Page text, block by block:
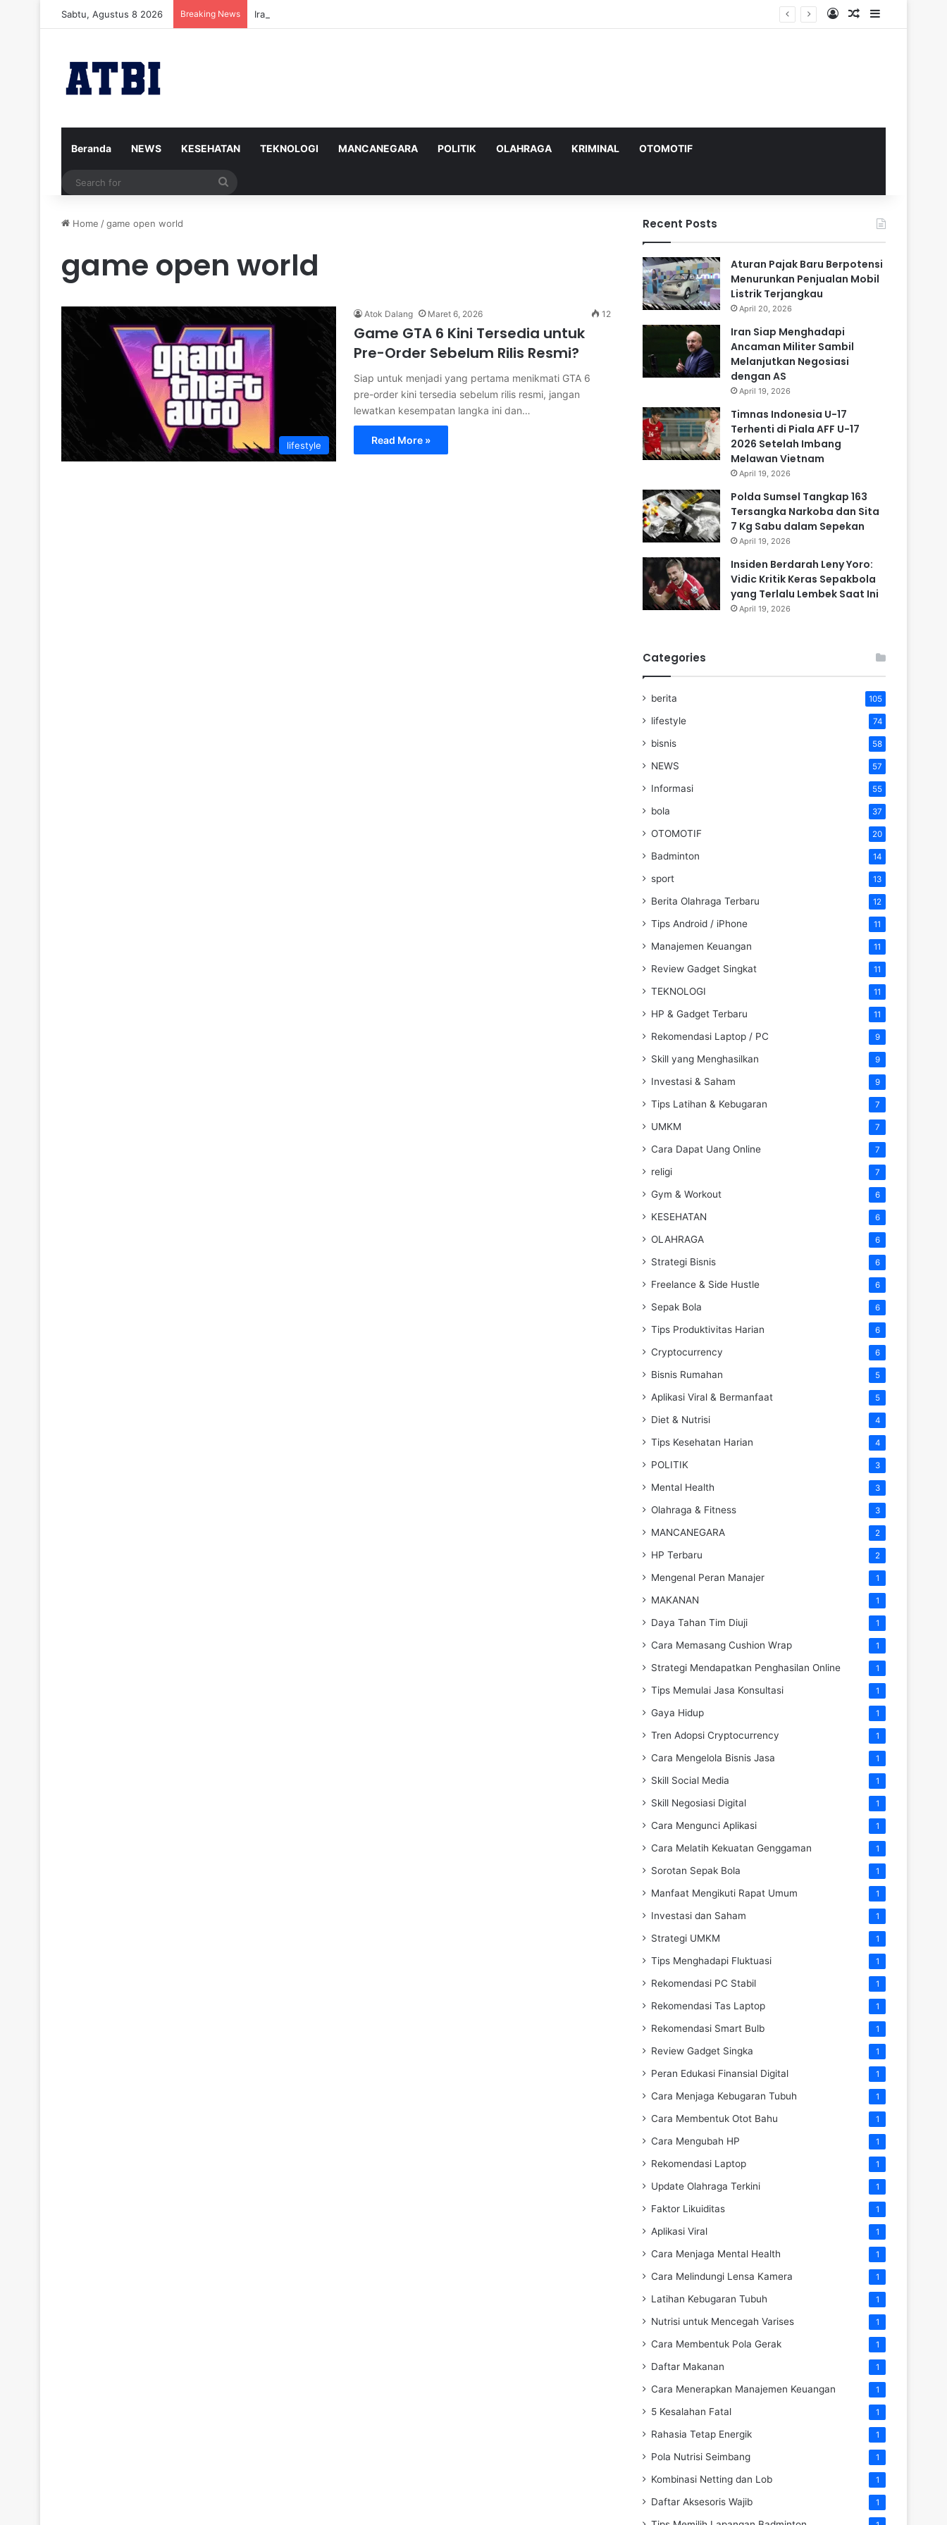
Sabtu, Agustus 8 2026 Breaking News Iran Siap Menghadapi Ancaman Militer Sambil Melanjutkan Negosiasi dengan AS Log InRandom Article
Sidebar
Beranda NEWS KESEHATAN TEKNOLOGI MANCANEGARA POLITIK OLAHRAGA KRIMINAL OTOMOTIF
Home /game open world
game open world
lifestyle
Atok Dalang Maret 6, 2026 12
Game GTA 6 Kini Tersedia untuk
Pre-Order Sebelum Rilis Resmi?
Siap untuk menjadi yang pertama menikmati GTA 6
pre-order kini tersedia sebelum rilis resmi, jangan
lewatkan kesempatan langka ini dan…
Read More »
Recent Posts
Aturan Pajak Baru Berpotensi
Menurunkan Penjualan Mobil
Listrik Terjangkau
April 20, 2026
Iran Siap Menghadapi
Ancaman Militer Sambil
Melanjutkan Negosiasi
dengan AS
April 19, 2026
Timnas Indonesia U-17
Terhenti di Piala AFF U-17
2026 Setelah Imbang
Melawan Vietnam
April 19, 2026
Polda Sumsel Tangkap 163
Tersangka Narkoba dan Sita
7 Kg Sabu dalam Sepekan
April 19, 2026
Insiden Berdarah Leny Yoro:
Vidic Kritik Keras Sepakbola
yang Terlalu Lembek Saat Ini
April 19, 2026
Categories
berita 105
lifestyle 74
bisnis 58
NEWS 57
Informasi 55
bola 37
OTOMOTIF 20
Badminton 14
sport 13
Berita Olahraga Terbaru 12
Tips Android / iPhone 11
Manajemen Keuangan 11
Review Gadget Singkat 11
TEKNOLOGI 11
HP & Gadget Terbaru 11
Rekomendasi Laptop / PC 9
Skill yang Menghasilkan 9
Investasi & Saham 9
Tips Latihan & Kebugaran 7
UMKM 7
Cara Dapat Uang Online 7
religi 7
Gym & Workout 6
KESEHATAN 6
OLAHRAGA 6
Strategi Bisnis 6
Freelance & Side Hustle 6
Sepak Bola 6
Tips Produktivitas Harian 6
Cryptocurrency 6
Bisnis Rumahan 5
Aplikasi Viral & Bermanfaat 5
Diet & Nutrisi 4
Tips Kesehatan Harian 4
POLITIK 3
Mental Health 3
Olahraga & Fitness 3
MANCANEGARA 2
HP Terbaru 2
Mengenal Peran Manajer 1
MAKANAN 1
Daya Tahan Tim Diuji 1
Cara Memasang Cushion Wrap 1
Strategi Mendapatkan Penghasilan Online 1
Tips Memulai Jasa Konsultasi 1
Gaya Hidup 1
Tren Adopsi Cryptocurrency 1
Cara Mengelola Bisnis Jasa 1
Skill Social Media 1
Skill Negosiasi Digital 1
Cara Mengunci Aplikasi 1
Cara Melatih Kekuatan Genggaman 1
Sorotan Sepak Bola 1
Manfaat Mengikuti Rapat Umum 1
Investasi dan Saham 1
Strategi UMKM 1
Tips Menghadapi Fluktuasi 1
Rekomendasi PC Stabil 1
Rekomendasi Tas Laptop 1
Rekomendasi Smart Bulb 1
Review Gadget Singka 1
Peran Edukasi Finansial Digital 1
Cara Menjaga Kebugaran Tubuh 1
Cara Membentuk Otot Bahu 1
Cara Mengubah HP 1
Rekomendasi Laptop 1
Update Olahraga Terkini 1
Faktor Likuiditas 1
Aplikasi Viral 1
Cara Menjaga Mental Health 1
Cara Melindungi Lensa Kamera 1
Latihan Kebugaran Tubuh 1
Nutrisi untuk Mencegah Varises 1
Cara Membentuk Pola Gerak 1
Daftar Makanan 1
Cara Menerapkan Manajemen Keuangan 1
5 Kesalahan Fatal 1
Rahasia Tetap Energik 1
Pola Nutrisi Seimbang 1
Kombinasi Netting dan Lob 1
Daftar Aksesoris Wajib 1